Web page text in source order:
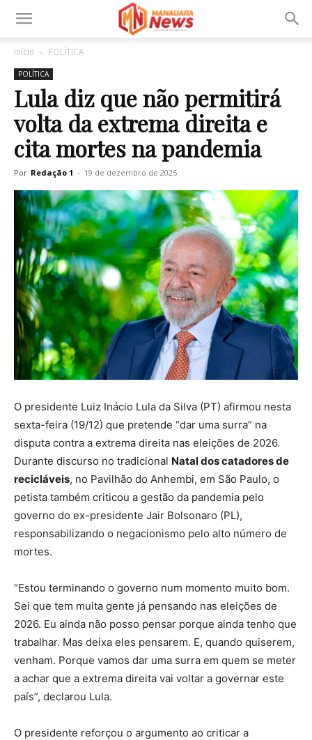
Início POLÍTICA
POLÍTICA
Lula diz que não permitirá
volta da extrema direita e
cita mortes na pandemia
Por Redação 1 - 19 de dezembro de 2025
O presidente Luiz Inácio Lula da Silva (PT) afirmou nesta
sexta-feira (19/12) que pretende “dar uma surra” na
disputa contra a extrema direita nas eleições de 2026.
Durante discurso no tradicional Natal dos catadores de
recicláveis, no Pavilhão do Anhembi, em São Paulo, o
petista também criticou a gestão da pandemia pelo
governo do ex-presidente Jair Bolsonaro (PL),
responsabilizando o negacionismo pelo alto número de
mortes.
“Estou terminando o governo num momento muito bom.
Sei que tem muita gente já pensando nas eleições de
2026. Eu ainda não posso pensar porque ainda tenho que
trabalhar. Mas deixa eles pensarem. E, quando quiserem,
venham. Porque vamos dar uma surra em quem se meter
a achar que a extrema direita vai voltar a governar este
país”, declarou Lula.
O presidente reforçou o argumento ao criticar a